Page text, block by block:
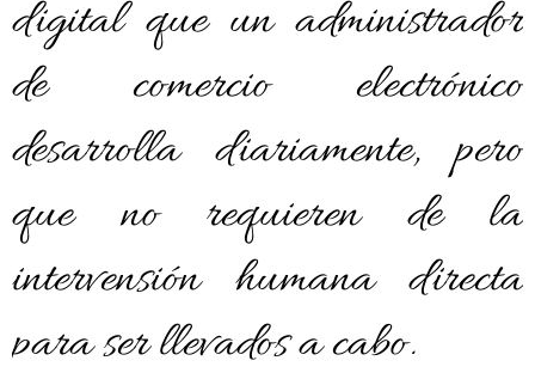
digital que un administrador
de comercio electrónico
desarrolla diariamente, pero
que no requieren de la
intervensión humana directa
para ser llevados a cabo.